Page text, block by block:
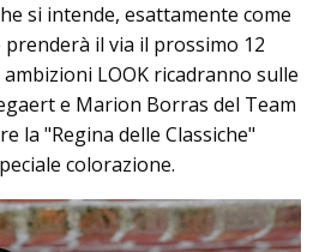
si intende, esattamente come
il via il prossimo 12
LOOK ricadranno sulle
e Marion Borras del Team
la "Regina delle Classiche"
colorazione.